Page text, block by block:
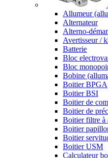
Allumeur
Alternateur
Alterno-
Avertisseur /
Batterie
Bloc
Bloc
Bobine
Boitier BPGA
Boitier BSI
Boitier de
Boitier de
Boitier filtre à
Boitier
Boitier
Boitier USM
Calculateur